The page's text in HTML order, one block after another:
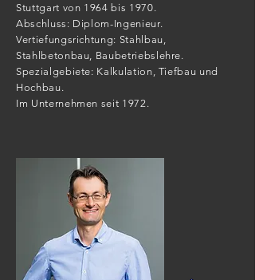
Stuttgart von 1964 bis 1970.
Abschluss: Diplom-Ingenieur.
Vertiefungsrichtung: Stahlbau,
Stahlbetonbau, Baubetriebslehre.
Spezialgebiete: Kalkulation, Tiefbau und
Hochbau.
Im Unternehmen seit 1972.